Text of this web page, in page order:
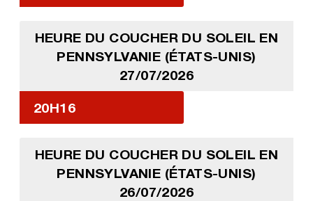
HEURE DU COUCHER DU SOLEIL EN
PENNSYLVANIE (ÉTATS-UNIS)
27/07/2026
20H16
HEURE DU COUCHER DU SOLEIL EN
PENNSYLVANIE (ÉTATS-UNIS)
26/07/2026